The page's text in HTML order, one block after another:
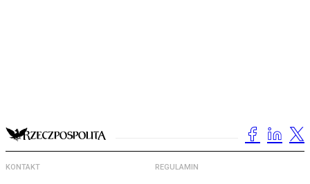
KONTAKT REGULAMIN